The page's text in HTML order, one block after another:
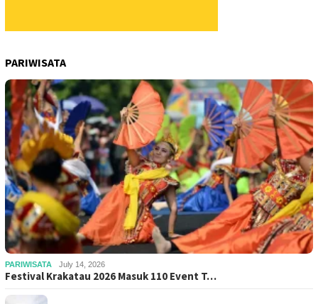
PARIWISATA
PARIWISATA July 14, 2026
Festival Krakatau 2026 Masuk 110 Event T…